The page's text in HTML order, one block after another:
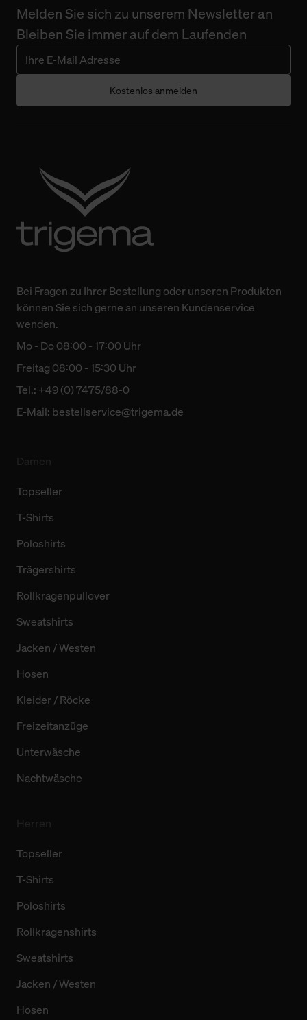
Melden Sie sich zu unserem Newsletter an
Bleiben Sie immer auf dem Laufenden
Kostenlos anmelden
Bei Fragen zu Ihrer Bestellung oder unseren Produkten
können Sie sich gerne an unseren Kundenservice
wenden.
Mo - Do 08:00 - 17:00 Uhr
Freitag 08:00 - 15:30 Uhr
Tel.: +49 (0) 7475/88-0
E-Mail: bestellservice@trigema.de
Topseller
T-Shirts
Poloshirts
Trägershirts
Rollkragenpullover
Sweatshirts
Jacken / Westen
Hosen
Kleider / Röcke
Freizeitanzüge
Unterwäsche
Nachtwäsche
Topseller
T-Shirts
Poloshirts
Rollkragenshirts
Sweatshirts
Jacken / Westen
Hosen